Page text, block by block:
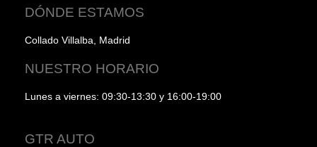
DÓNDE ESTAMOS
Collado Villalba, Madrid
NUESTRO HORARIO
Lunes a viernes: 09:30-13:30 y 16:00-19:00
GTR AUTO